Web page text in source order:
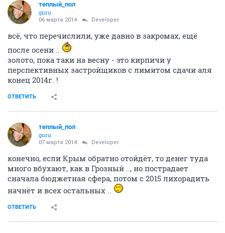
теплый_пол
guru
06 марта 2014 Developer
всё, что перечислили, уже давно в закромах, ещё
после осени ..
золото, пока таки на весну - это кирпичи у
перспективных застройщиков с лимитом сдачи аля
конец 2014г. !
ОТВЕТИТЬ
теплый_пол
guru
07 марта 2014 Developer
конечно, если Крым обратно отойдёт, то денег туда
много вбухают, как в Грозный .., но пострадает
сначала бюджетная сфера, потом с 2015 лихорадить
начнёт и всех остальных ..
ОТВЕТИТЬ